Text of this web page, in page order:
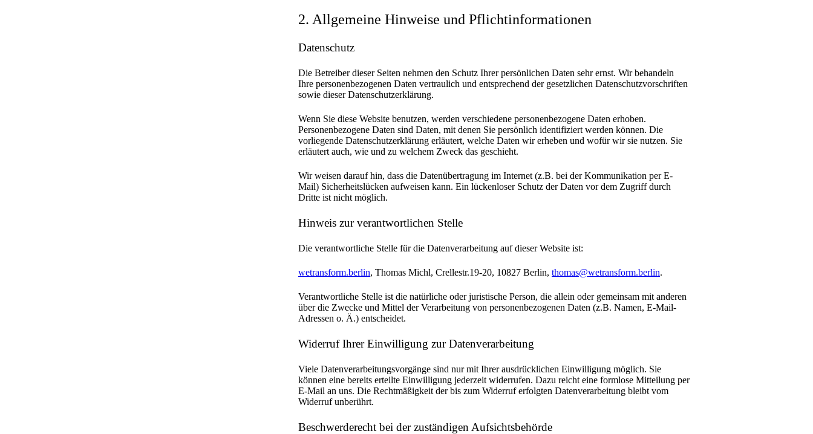
2. Allgemeine Hinweise und Pflichtinformationen
Datenschutz
Die Betreiber dieser Seiten nehmen den Schutz Ihrer persönlichen Daten sehr ernst. Wir behandeln
Ihre personenbezogenen Daten vertraulich und entsprechend der gesetzlichen Datenschutzvorschriften
sowie dieser Datenschutzerklärung.
Wenn Sie diese Website benutzen, werden verschiedene personenbezogene Daten erhoben.
Personenbezogene Daten sind Daten, mit denen Sie persönlich identifiziert werden können. Die
vorliegende Datenschutzerklärung erläutert, welche Daten wir erheben und wofür wir sie nutzen. Sie
erläutert auch, wie und zu welchem Zweck das geschieht.
Wir weisen darauf hin, dass die Datenübertragung im Internet (z.B. bei der Kommunikation per E-
Mail) Sicherheitslücken aufweisen kann. Ein lückenloser Schutz der Daten vor dem Zugriff durch
Dritte ist nicht möglich.
Hinweis zur verantwortlichen Stelle
Die verantwortliche Stelle für die Datenverarbeitung auf dieser Website ist:
wetransform.berlin, Thomas Michl, Crellestr.19-20, 10827 Berlin, thomas@wetransform.berlin.
Verantwortliche Stelle ist die natürliche oder juristische Person, die allein oder gemeinsam mit anderen
über die Zwecke und Mittel der Verarbeitung von personenbezogenen Daten (z.B. Namen, E-Mail-
Adressen o. Ä.) entscheidet.
Widerruf Ihrer Einwilligung zur Datenverarbeitung
Viele Datenverarbeitungsvorgänge sind nur mit Ihrer ausdrücklichen Einwilligung möglich. Sie
können eine bereits erteilte Einwilligung jederzeit widerrufen. Dazu reicht eine formlose Mitteilung per
E-Mail an uns. Die Rechtmäßigkeit der bis zum Widerruf erfolgten Datenverarbeitung bleibt vom
Widerruf unberührt.
Beschwerderecht bei der zuständigen Aufsichtsbehörde